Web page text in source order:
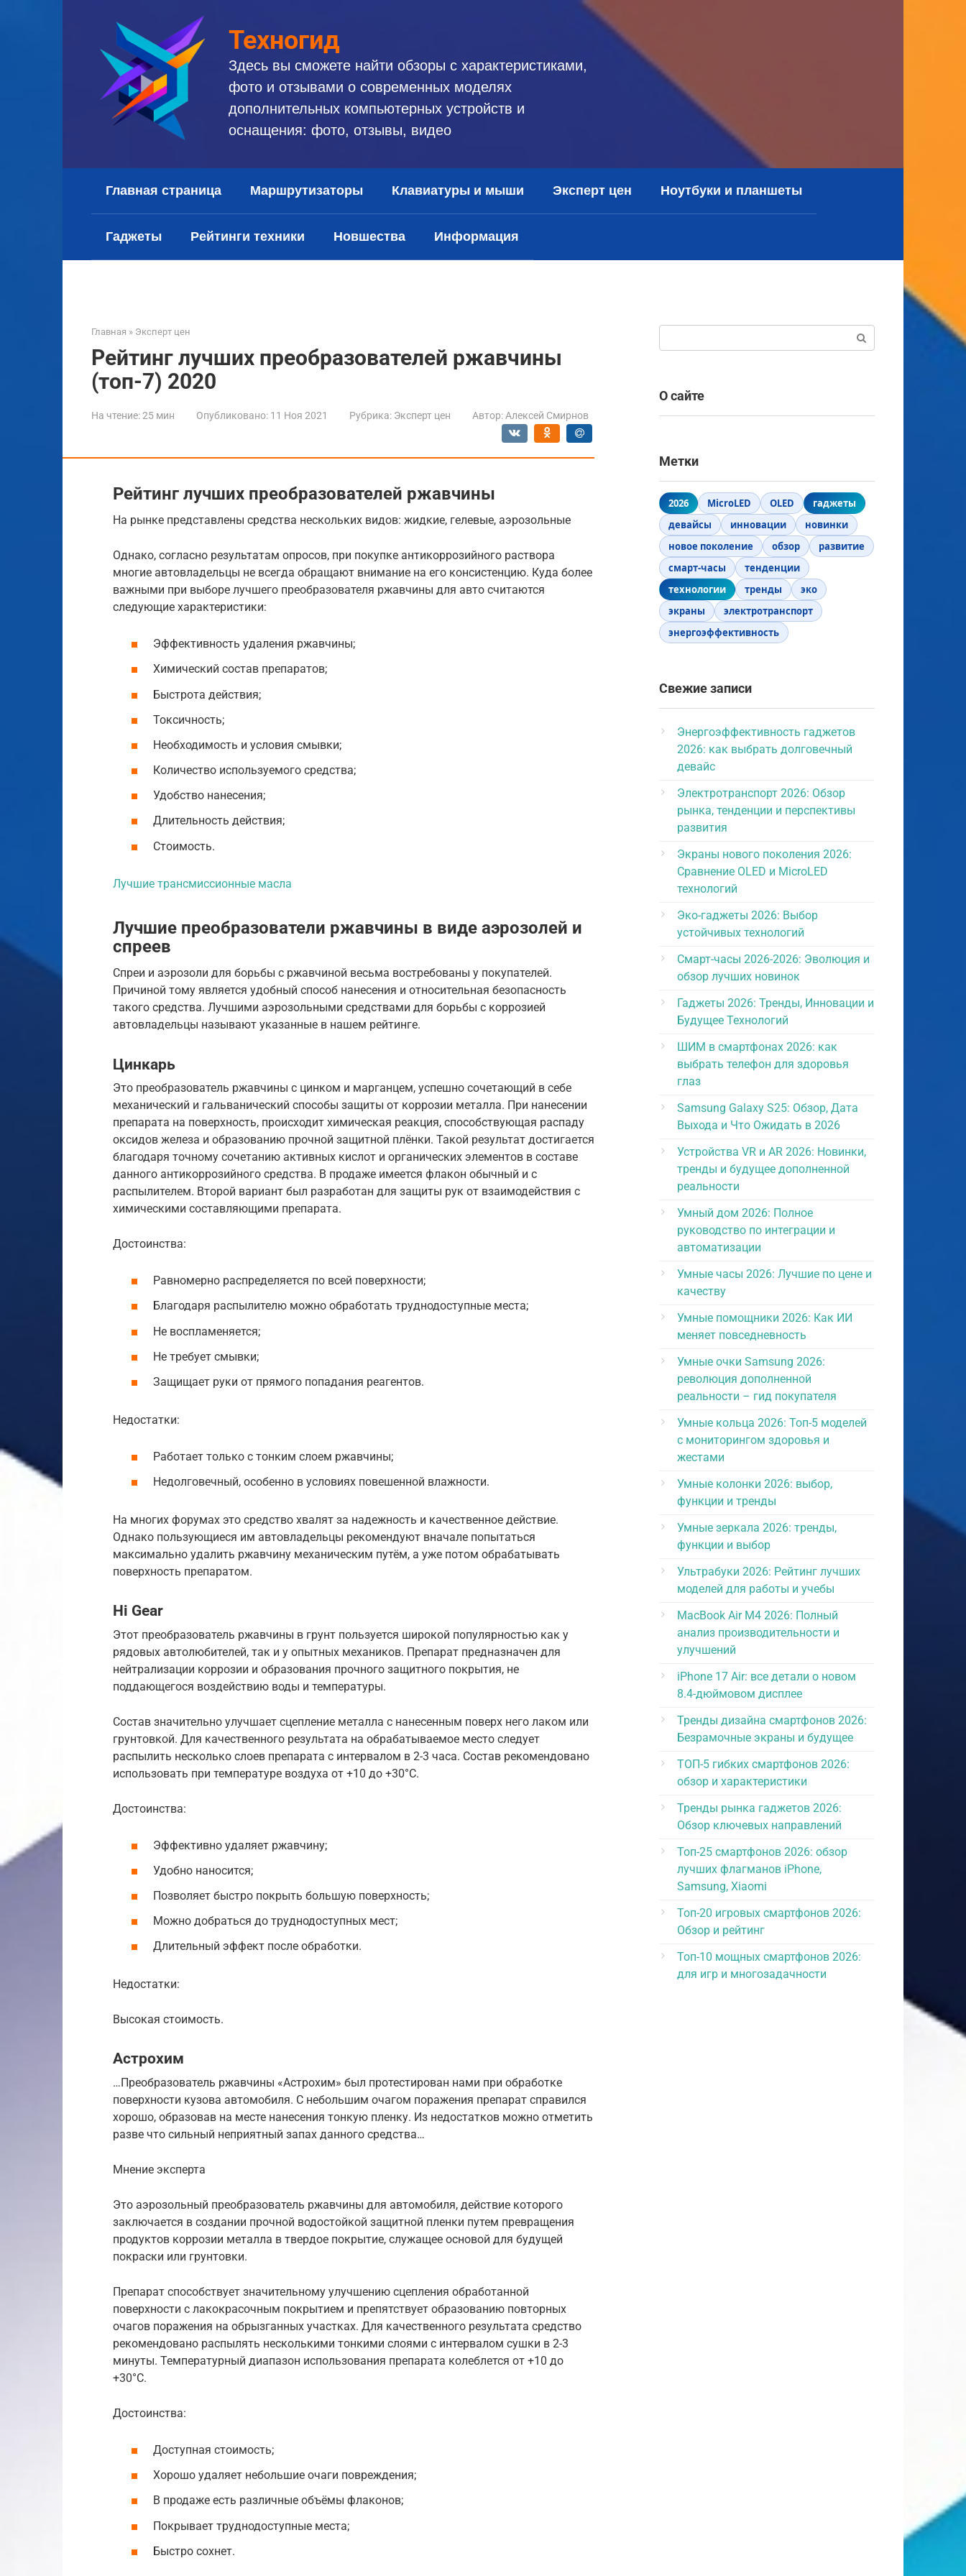
Техногид
Здесь вы сможете найти обзоры с характеристиками,
фото и отзывами о современных моделях
дополнительных компьютерных устройств и
оснащения: фото, отзывы, видео
Главная страница Маршрутизаторы Клавиатуры и мыши Эксперт цен Ноутбуки и планшеты
Гаджеты Рейтинги техники Новшества Информация
Главная » Эксперт цен
Рейтинг лучших преобразователей ржавчины
(топ-7) 2020
На чтение:25 мин Опубликовано: 11 Ноя 2021 Рубрика: Эксперт цен Автор: Алексей Смирнов
Рейтинг лучших преобразователей ржавчины
На рынке представлены средства нескольких видов: жидкие, гелевые, аэрозольные
Однако, согласно результатам опросов, при покупке антикоррозийного раствора
многие автовладельцы не всегда обращают внимание на его консистенцию. Куда более
важными при выборе лучшего преобразователя ржавчины для авто считаются
следующие характеристики:
Эффективность удаления ржавчины;
Химический состав препаратов;
Быстрота действия;
Токсичность;
Необходимость и условия смывки;
Количество используемого средства;
Удобство нанесения;
Длительность действия;
Стоимость.
Лучшие трансмиссионные масла
Лучшие преобразователи ржавчины в виде аэрозолей и
спреев
Спреи и аэрозоли для борьбы с ржавчиной весьма востребованы у покупателей.
Причиной тому является удобный способ нанесения и относительная безопасность
такого средства. Лучшими аэрозольными средствами для борьбы с коррозией
автовладельцы называют указанные в нашем рейтинге.
Цинкарь
Это преобразователь ржавчины с цинком и марганцем, успешно сочетающий в себе
механический и гальванический способы защиты от коррозии металла. При нанесении
препарата на поверхность, происходит химическая реакция, способствующая распаду
оксидов железа и образованию прочной защитной плёнки. Такой результат достигается
благодаря точному сочетанию активных кислот и органических элементов в составе
данного антикоррозийного средства. В продаже имеется флакон обычный и с
распылителем. Второй вариант был разработан для защиты рук от взаимодействия с
химическими составляющими препарата.
Достоинства:
Равномерно распределяется по всей поверхности;
Благодаря распылителю можно обработать труднодоступные места;
Не воспламеняется;
Не требует смывки;
Защищает руки от прямого попадания реагентов.
Недостатки:
Работает только с тонким слоем ржавчины;
Недолговечный, особенно в условиях повешенной влажности.
На многих форумах это средство хвалят за надежность и качественное действие.
Однако пользующиеся им автовладельцы рекомендуют вначале попытаться
максимально удалить ржавчину механическим путём, а уже потом обрабатывать
поверхность препаратом.
Hi Gear
Этот преобразователь ржавчины в грунт пользуется широкой популярностью как у
рядовых автолюбителей, так и у опытных механиков. Препарат предназначен для
нейтрализации коррозии и образования прочного защитного покрытия, не
поддающегося воздействию воды и температуры.
Состав значительно улучшает сцепление металла с нанесенным поверх него лаком или
грунтовкой. Для качественного результата на обрабатываемое место следует
распылить несколько слоев препарата с интервалом в 2-3 часа. Состав рекомендовано
использовать при температуре воздуха от +10 до +30°С.
Достоинства:
Эффективно удаляет ржавчину;
Удобно наносится;
Позволяет быстро покрыть большую поверхность;
Можно добраться до труднодоступных мест;
Длительный эффект после обработки.
Недостатки:
Высокая стоимость.
Астрохим
…Преобразователь ржавчины «Астрохим» был протестирован нами при обработке
поверхности кузова автомобиля. С небольшим очагом поражения препарат справился
хорошо, образовав на месте нанесения тонкую пленку. Из недостатков можно отметить
разве что сильный неприятный запах данного средства…
Мнение эксперта
Это аэрозольный преобразователь ржавчины для автомобиля, действие которого
заключается в создании прочной водостойкой защитной пленки путем превращения
продуктов коррозии металла в твердое покрытие, служащее основой для будущей
покраски или грунтовки.
Препарат способствует значительному улучшению сцепления обработанной
поверхности с лакокрасочным покрытием и препятствует образованию повторных
очагов поражения на обрызганных участках. Для качественного результата средство
рекомендовано распылять несколькими тонкими слоями с интервалом сушки в 2-3
минуты. Температурный диапазон использования препарата колеблется от +10 до
+30°С.
Достоинства:
Доступная стоимость;
Хорошо удаляет небольшие очаги повреждения;
В продаже есть различные объёмы флаконов;
Покрывает труднодоступные места;
Быстро сохнет.
О сайте
Метки
2026 MicroLED OLED
гаджеты
девайсы
инновации
новинки
новое поколение
обзор
развитие
смарт-часы
тенденции
технологии
тренды
эко
экраны
электротранспорт
энергоэффективность
Свежие записи
Энергоэффективность гаджетов
2026: как выбрать долговечный
девайс
Электротранспорт 2026: Обзор
рынка, тенденции и перспективы
развития
Экраны нового поколения 2026:
Сравнение OLED и MicroLED
технологий
Эко-гаджеты 2026: Выбор
устойчивых технологий
Смарт-часы 2026-2026: Эволюция и
обзор лучших новинок
Гаджеты 2026: Тренды, Инновации и
Будущее Технологий
ШИМ в смартфонах 2026: как
выбрать телефон для здоровья
глаз
Samsung Galaxy S25: Обзор, Дата
Выхода и Что Ожидать в 2026
Устройства VR и AR 2026: Новинки,
тренды и будущее дополненной
реальности
Умный дом 2026: Полное
руководство по интеграции и
автоматизации
Умные часы 2026: Лучшие по цене и
качеству
Умные помощники 2026: Как ИИ
меняет повседневность
Умные очки Samsung 2026:
революция дополненной
реальности – гид покупателя
Умные кольца 2026: Топ-5 моделей
с мониторингом здоровья и
жестами
Умные колонки 2026: выбор,
функции и тренды
Умные зеркала 2026: тренды,
функции и выбор
Ультрабуки 2026: Рейтинг лучших
моделей для работы и учебы
MacBook Air M4 2026: Полный
анализ производительности и
улучшений
iPhone 17 Air: все детали о новом
8.4-дюймовом дисплее
Тренды дизайна смартфонов 2026:
Безрамочные экраны и будущее
ТОП-5 гибких смартфонов 2026:
обзор и характеристики
Тренды рынка гаджетов 2026:
Обзор ключевых направлений
Топ-25 смартфонов 2026: обзор
лучших флагманов iPhone,
Samsung, Xiaomi
Топ-20 игровых смартфонов 2026:
Обзор и рейтинг
Топ-10 мощных смартфонов 2026:
для игр и многозадачности